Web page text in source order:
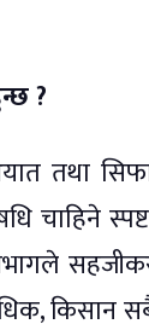
?
तथा
चाहिने
किसान